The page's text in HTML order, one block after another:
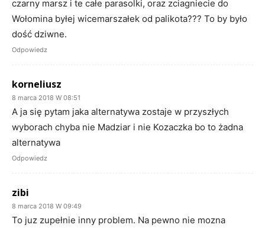
czarny marsz i te całe parasolki, oraz zciagniecie do
Wołomina byłej wicemarszałek od palikota??? To by było
dość dziwne.
Odpowiedz
korneliusz
8 marca 2018 W 08:51
A ja się pytam jaka alternatywa zostaje w przyszłych
wyborach chyba nie Madziar i nie Kozaczka bo to żadna
alternatywa
Odpowiedz
zibi
8 marca 2018 W 09:49
To juz zupełnie inny problem. Na pewno nie mozna